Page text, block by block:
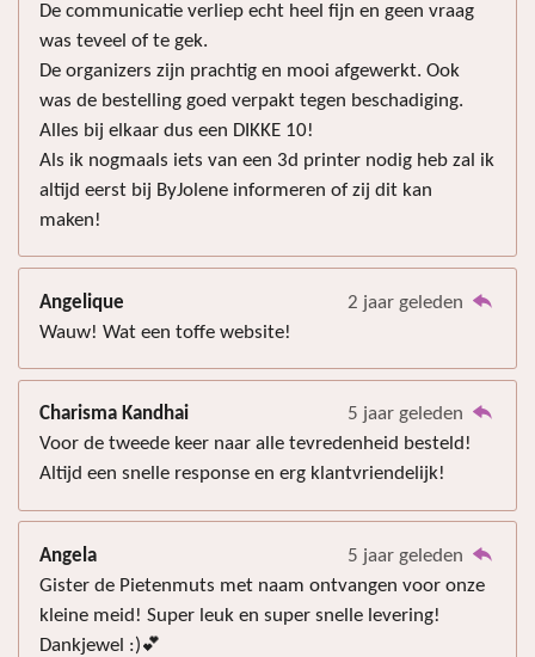
De communicatie verliep echt heel fijn en geen vraag
was teveel of te gek.
De organizers zijn prachtig en mooi afgewerkt. Ook
was de bestelling goed verpakt tegen beschadiging.
Alles bij elkaar dus een DIKKE 10!
Als ik nogmaals iets van een 3d printer nodig heb zal ik
altijd eerst bij ByJolene informeren of zij dit kan
maken!
Angelique
2 jaar geleden
Wauw! Wat een toffe website!
Charisma Kandhai
5 jaar geleden
Voor de tweede keer naar alle tevredenheid besteld!
Altijd een snelle response en erg klantvriendelijk!
Angela
5 jaar geleden
Gister de Pietenmuts met naam ontvangen voor onze
kleine meid! Super leuk en super snelle levering!
Dankjewel :)💕